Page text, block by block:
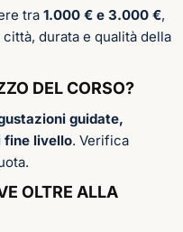
tra 1.000 € e 3.000 €,
durata e qualità della
DEL CORSO?
guidate,
fine livello. Verifica
OLTRE ALLA